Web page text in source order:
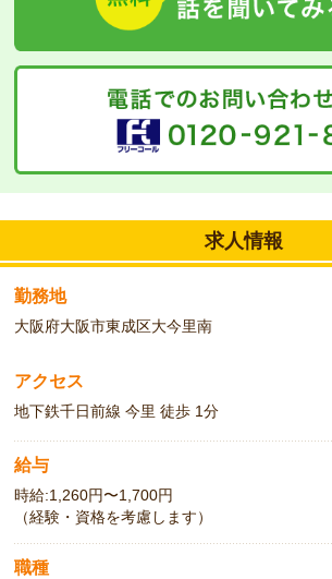
未経験の方も歓迎いたします！
経験は問いません！資格を活かしてお仕事を
ら資格取得ができる「キャリアアップ応援制
援いたします！また、入社前には「ケアサポ
術の基礎を学んでいただけますので、気にな
求人情報
勤務地
大阪府大阪市東成区大今里南
アクセス
地下鉄千日前線 今里 徒歩 1分
給与
時給:1,260円〜1,700円
（経験・資格を考慮します）
職種